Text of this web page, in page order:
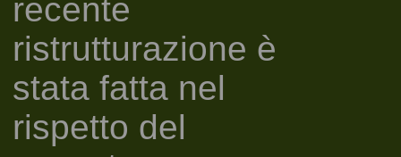
recente
ristrutturazione è
stata fatta nel
rispetto del